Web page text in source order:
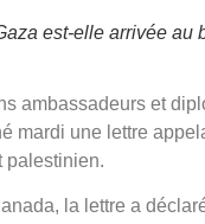
est-elle arrivée au
ambassadeurs et
mardi une lettre
palestinien.
la lettre a